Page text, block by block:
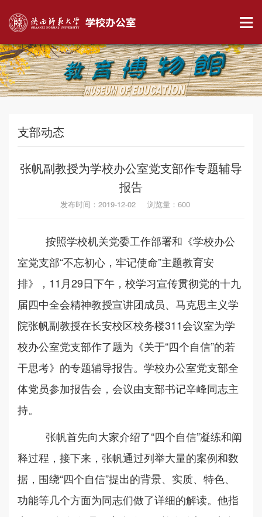
支部动态
张帆副教授为学校办公室党支部作专题辅导
报告
发布时间：2019-12-02 浏览量： 600
按照学校机关党委工作部署和《学校办公
室党支部“不忘初心，牢记使命”主题教育安
排》，11月29日下午，校学习宣传贯彻党的十九
届四中全会精神教授宣讲团成员、马克思主义学
院张帆副教授在长安校区校务楼311会议室为学
校办公室党支部作了题为《关于“四个自信”的若
干思考》的专题辅导报告。学校办公室党支部全
体党员参加报告会，会议由支部书记辛峰同志主
持。
张帆首先向大家介绍了“四个自信”凝练和阐
释过程，接下来，张帆通过列举大量的案例和数
据，围绕“四个自信”提出的背景、实质、特色、
功能等几个方面为同志们做了详细的解读。他指